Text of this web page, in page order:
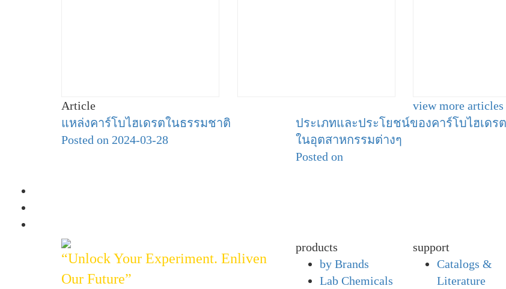
Article
view more articles
แหล่งคาร์โบไฮเดรตในธรรมชาติ
Posted on 2024-03-28
ประเภทและประโยชน์ของคาร์โบไฮเดรต
ในอุตสาหกรรมต่างๆ
Posted on
“Unlock Your Experiment. Enliven
Our Future”
products
by Brands
Lab Chemicals
support
Catalogs &
Literature